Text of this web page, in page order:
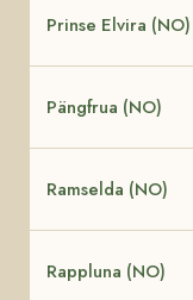
Prinse Elvira (NO)
Pängfrua (NO)
Ramselda (NO)
Rappluna (NO)